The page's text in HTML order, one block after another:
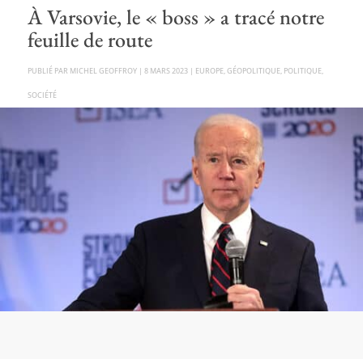
À Varsovie, le « boss » a tracé notre
feuille de route
PAR MICHEL GEOFFROY| 8 MARS 2023| EUROPE, GÉOPOLITIQUE, POLITIQUE,
SOCIÉTÉ